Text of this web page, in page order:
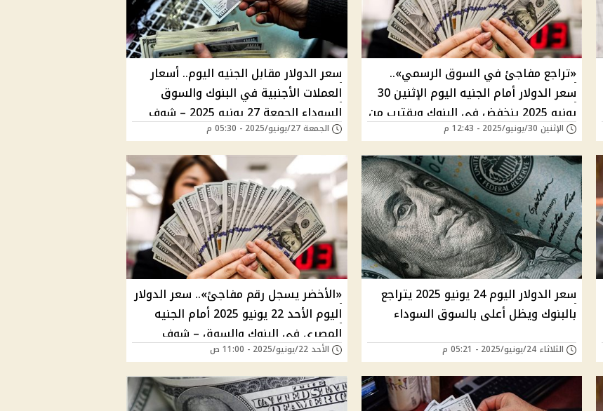
«تراجع مفاجئ في السوق الرسمي»..
سعر الدولار أمام الجنيه اليوم الإثنين 30
يونيو 2025 ينخفض في البنوك ويقترب من
50 جنيهًا في السوق السوداء – اعرف
السعر الآن
الإثنين 30/يونيو/2025 - 12:43 م
سعر الدولار مقابل الجنيه اليوم.. أسعار
العملات الأجنبية في البنوك والسوق
السوداء الجمعة 27 يونيو 2025 – شوف
الدولار وصل كام
الجمعة 27/يونيو/2025 - 05:30 م
سعر الدولار اليوم 24 يونيو 2025 يتراجع
بالبنوك ويظل أعلى بالسوق السوداء
الثلاثاء 24/يونيو/2025 - 05:21 م
«الأخضر يسجل رقم مفاجئ».. سعر الدولار
اليوم الأحد 22 يونيو 2025 أمام الجنيه
المصري في البنوك والسوق – شوف
الـ100 دولار بكام الأحد 22/يونيو/2025 - 11:00 ص